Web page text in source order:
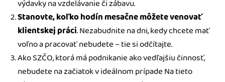
výdavky na vzdelávanie či zábavu.
Stanovte, koľko hodín mesačne môžete venovať
klientskej práci. Nezabudnite na dni, kedy chcete mať
voľno a pracovať nebudete – tie si odčítajte.
Ako SZČO, ktorá má podnikanie ako vedľajšiu činnosť,
nebudete na začiatok v ideálnom prípadeNa tieto